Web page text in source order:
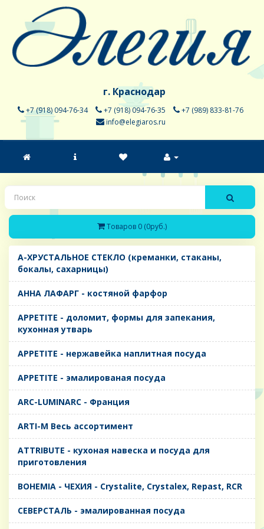
г. Краснодар
+7 (918) 094-76-34 +7 (918) 094-76-35
+7 (989) 833-81-76
info@elegiaros.ru
Товаров 0 (0руб.)
A-ХРУСТАЛЬНОЕ СТЕКЛО (креманки, стаканы,
бокалы, сахарницы)
AHHA ЛАФАРГ - костяной фарфор
APPETITE - доломит, формы для запекания,
кухонная утварь
APPETITE - нержавейка наплитная посуда
APPETITE - эмалированая посуда
ARC-LUMINARC - Франция
ARTI-M Весь ассортимент
ATTRIBUTE - кухоная навеска и посуда для
приготовления
BOHEMIA - ЧЕХИЯ - Crystalite, Crystalex, Repast, RCR
CЕВЕРСТАЛЬ - эмалированная посуда